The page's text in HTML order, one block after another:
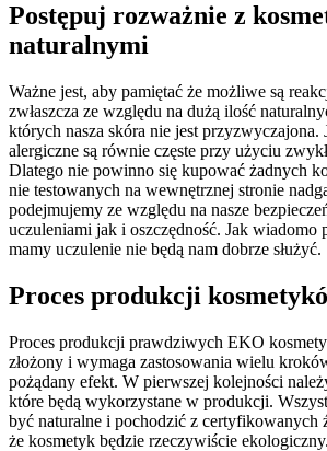
Postępuj rozważnie z
naturalnymi
Ważne jest, aby pamiętać że możliwe są
zwłaszcza ze względu na dużą ilość
których nasza skóra nie jest przyzwyczajona.
alergiczne są równie częste przy użyciu
Dlatego nie powinno się kupować żadnych
nie testowanych na wewnętrznej stronie
podejmujemy ze względu na nasze
uczuleniami jak i oszczędność. Jak wiadomo
mamy uczulenie nie będą nam dobrze służyć.
Proces produkcji
Proces produkcji prawdziwych EKO
złożony i wymaga zastosowania wielu
pożądany efekt. W pierwszej kolejności
które będą wykorzystane w produkcji.
być naturalne i pochodzić z certyfikowanych
że kosmetyk będzie rzeczywiście ekologiczny.